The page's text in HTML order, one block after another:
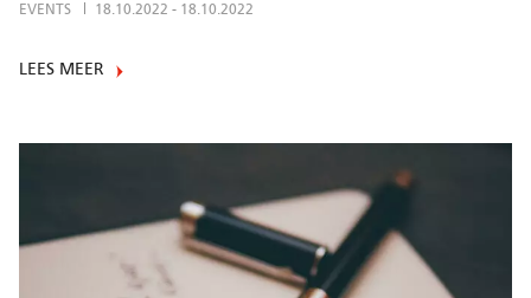
EVENTS 18.10.2022 - 18.10.2022
LEES MEER